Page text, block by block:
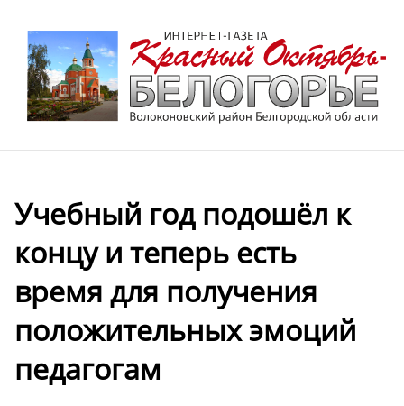
Учебный год подошёл к
концу и теперь есть
время для получения
положительных эмоций
педагогам